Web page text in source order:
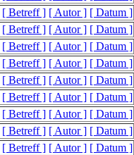
[ Betreff ] [ Autor ] [ Datum ]
[ Betreff ] [ Autor ] [ Datum ]
[ Betreff ] [ Autor ] [ Datum ]
[ Betreff ] [ Autor ] [ Datum ]
[ Betreff ] [ Autor ] [ Datum ]
[ Betreff ] [ Autor ] [ Datum ]
[ Betreff ] [ Autor ] [ Datum ]
[ Betreff ] [ Autor ] [ Datum ]
[ Betreff ] [ Autor ] [ Datum ]